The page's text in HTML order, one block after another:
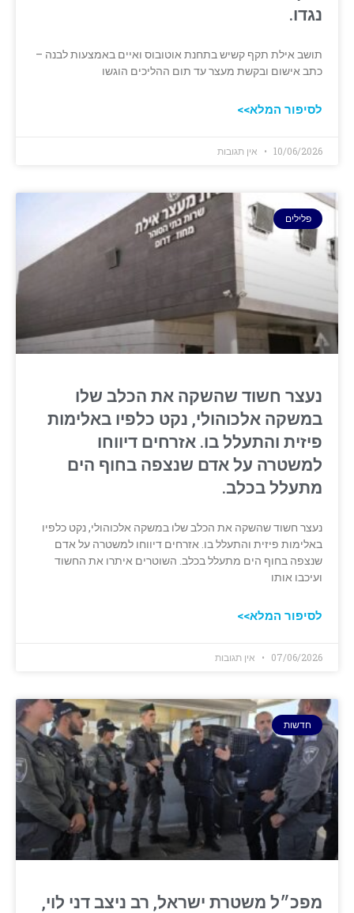
נגדו.
תושב אילת תקף קשיש בתחנת אוטובוס ואיים באמצעות לבנה –
כתב אישום ובקשת מעצר עד תום ההליכים הוגשו
לסיפור המלא>>
10/06/2026 אין תגובות
פלילים
נעצר חשוד שהשקה את הכלב שלו
במשקה אלכוהולי, נקט כלפיו באלימות
פיזית והתעלל בו. אזרחים דיווחו
למשטרה על אדם שנצפה בחוף הים
מתעלל בכלב.
נעצר חשוד שהשקה את הכלב שלו במשקה אלכוהולי, נקט כלפיו
באלימות פיזית והתעלל בו. אזרחים דיווחו למשטרה על אדם
שנצפה בחוף הים מתעלל בכלב. השוטרים איתרו את החשוד
ועיכבו אותו
לסיפור המלא>>
07/06/2026 אין תגובות
חדשות
מפכ״ל משטרת ישראל, רב ניצב דני לוי,